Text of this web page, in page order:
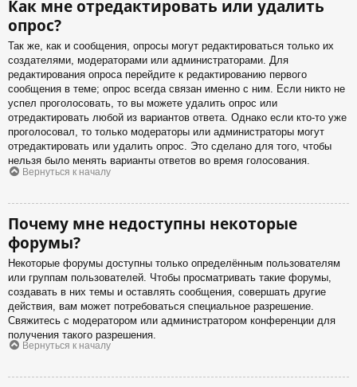
Как мне отредактировать или удалить
опрос?
Так же, как и сообщения, опросы могут редактироваться только их
создателями, модераторами или администраторами. Для
редактирования опроса перейдите к редактированию первого
сообщения в теме; опрос всегда связан именно с ним. Если никто не
успел проголосовать, то вы можете удалить опрос или
отредактировать любой из вариантов ответа. Однако если кто-то уже
проголосовал, то только модераторы или администраторы могут
отредактировать или удалить опрос. Это сделано для того, чтобы
нельзя было менять варианты ответов во время голосования.
Вернуться к началу
Почему мне недоступны некоторые
форумы?
Некоторые форумы доступны только определённым пользователям
или группам пользователей. Чтобы просматривать такие форумы,
создавать в них темы и оставлять сообщения, совершать другие
действия, вам может потребоваться специальное разрешение.
Свяжитесь с модератором или администратором конференции для
получения такого разрешения.
Вернуться к началу